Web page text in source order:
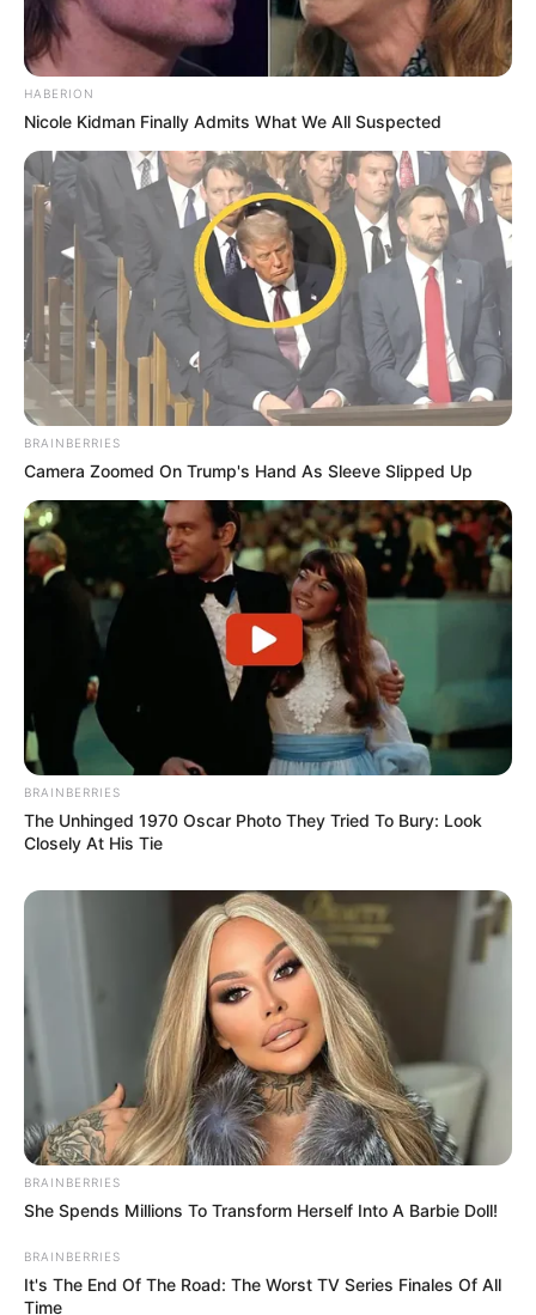
HABERION
Nicole Kidman Finally Admits What We All Suspected
BRAINBERRIES
Camera Zoomed On Trump's Hand As Sleeve Slipped Up
BRAINBERRIES
The Unhinged 1970 Oscar Photo They Tried To Bury: Look
Closely At His Tie
BRAINBERRIES
She Spends Millions To Transform Herself Into A Barbie Doll!
BRAINBERRIES
It's The End Of The Road: The Worst TV Series Finales Of All
Time